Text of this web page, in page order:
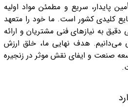
پایدار، سریع و مطمئن مواد اولیه
کلیدی کشور است. ما خود را متعهد
به نیازهای فنی مشتریان و ارائه
هدف نهایی ما، خلق ارزش
صنعت و ایفای نقش موثر در زنجیره